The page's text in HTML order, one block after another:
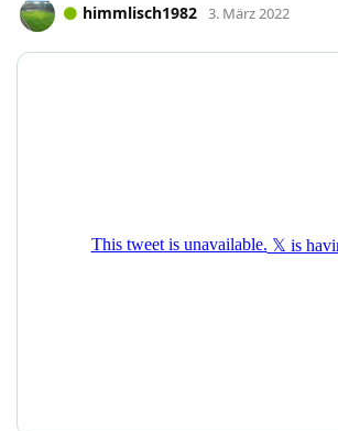
himmlisch1982 3. März 2022